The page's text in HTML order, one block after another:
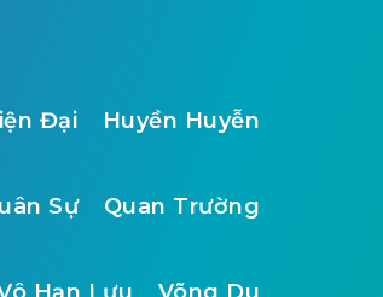
Đại Huyền Huyễn
Sự Quan Trường